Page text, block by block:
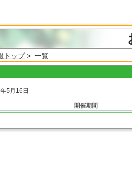
トップ> 一覧
5月16日
開催期間